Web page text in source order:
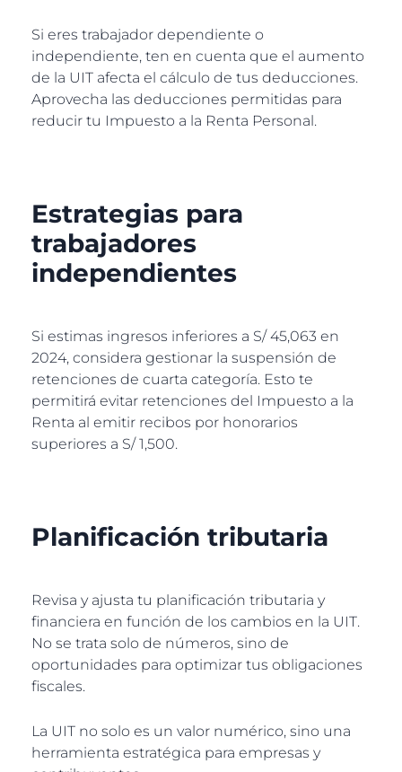
Si eres trabajador dependiente o
independiente, ten en cuenta que el aumento
de la UIT afecta el cálculo de tus deducciones.
Aprovecha las deducciones permitidas para
reducir tu Impuesto a la Renta Personal.
Estrategias para
trabajadores
independientes
Si estimas ingresos inferiores a S/ 45,063 en
2024, considera gestionar la suspensión de
retenciones de cuarta categoría. Esto te
permitirá evitar retenciones del Impuesto a la
Renta al emitir recibos por honorarios
superiores a S/ 1,500.
Planificación tributaria
Revisa y ajusta tu planificación tributaria y
financiera en función de los cambios en la UIT.
No se trata solo de números, sino de
oportunidades para optimizar tus obligaciones
fiscales.
La UIT no solo es un valor numérico, sino una
herramienta estratégica para empresas y